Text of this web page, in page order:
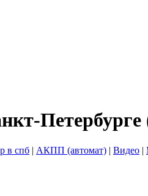
в спб | АКПП (автомат) | Видео |